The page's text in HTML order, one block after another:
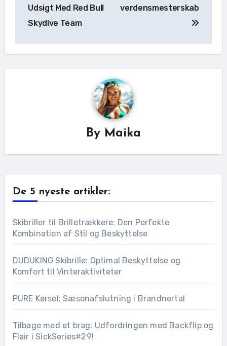
Udsigt Med Red Bull
Skydive Team
verdensmesterskab
By Maika
De 5 nyeste artikler:
Skibriller til Brilletrækkere: Den Perfekte
Kombination af Stil og Beskyttelse
DUDUKING Skibrille: Optimal Beskyttelse og
Komfort til Vinteraktiviteter
PURE Kørsel: Sæsonafslutning i Brandnertal
Tilbage med et brag: Udfordringen med Backflip og
Flair i SickSeries#29!